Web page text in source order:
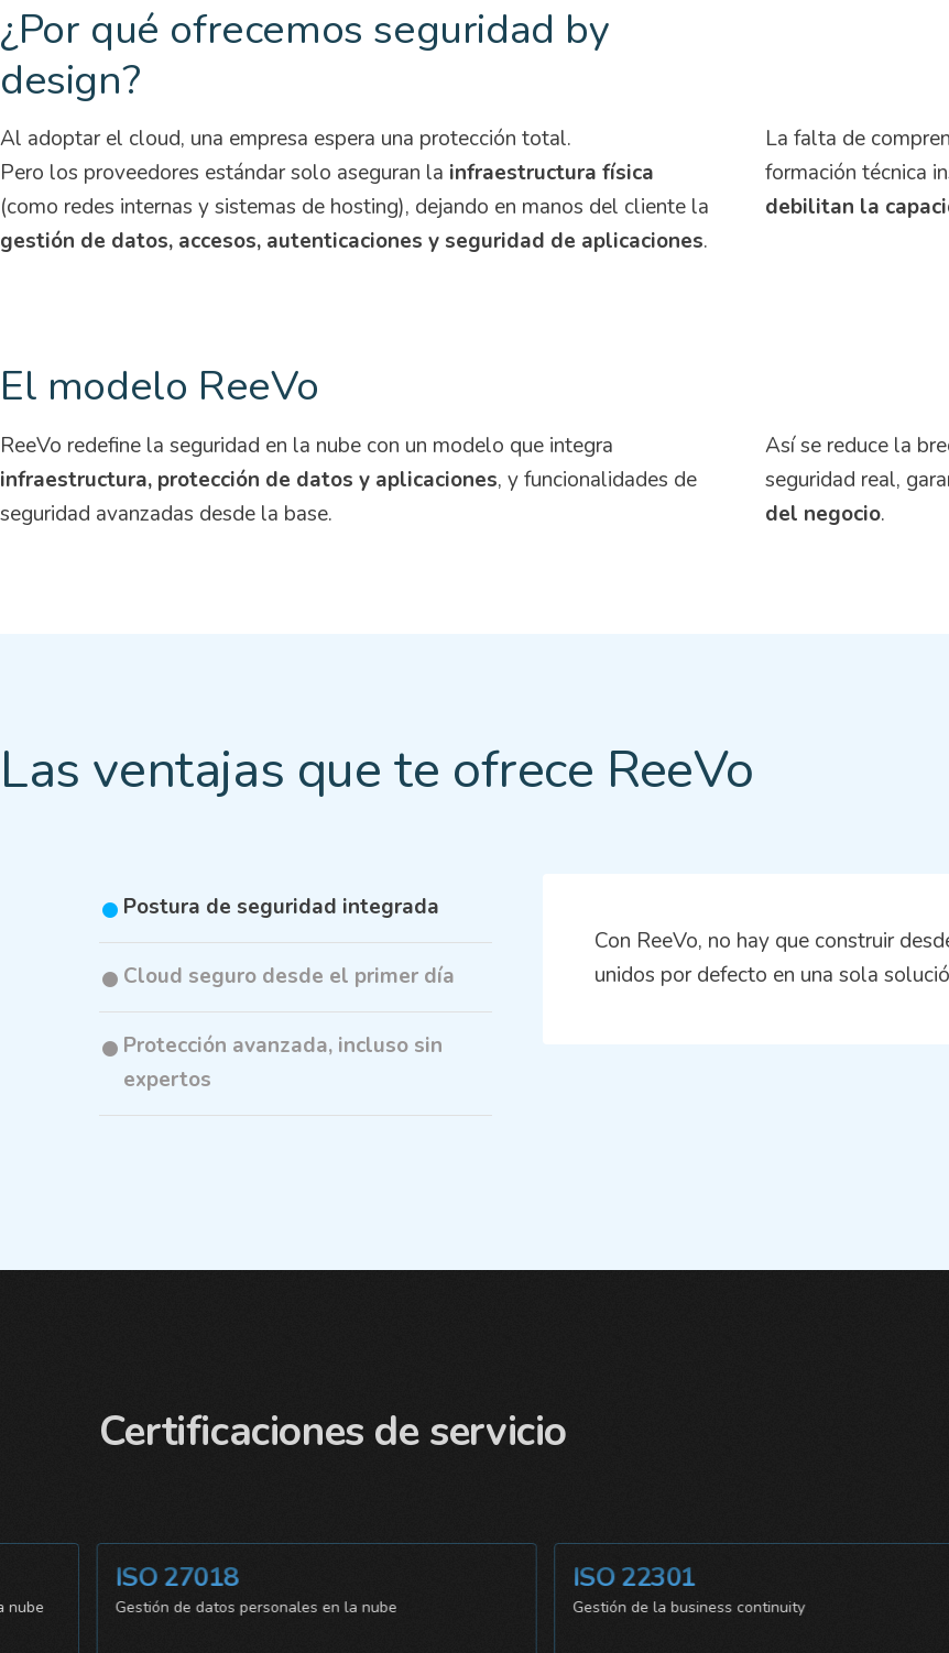
¿Por qué ofrecemos seguridad by
design?
Al adoptar el cloud, una empresa espera una protección total.
Pero los proveedores estándar solo aseguran la infraestructura física
(como redes internas y sistemas de hosting), dejando en manos del cliente la
gestión de datos, accesos, autenticaciones y seguridad de aplicaciones.
La falta de
formación técnica
debilitan la
El modelo ReeVo
ReeVo redefine la seguridad en la nube con un modelo que integra
infraestructura, protección de datos y aplicaciones, y funcionalidades de
seguridad avanzadas desde la base.
Así se reduce la
seguridad real,
del negocio.
Las ventajas que te ofrece ReeVo
Postura de seguridad integrada
Cloud seguro desde el primer día
Protección avanzada, incluso sin
expertos
Con ReeVo, no hay que construir
unidos por defecto en una sola
Certificaciones de servicio
ISO 22301
Gestión de la business continuity
la nube
ISO 27018
Gestión de datos personales en la nube